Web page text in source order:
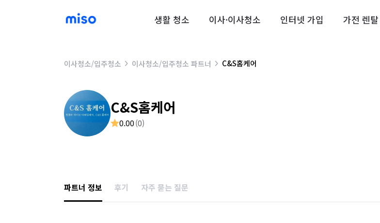
생활 청소 이사·이사청소 인터넷 가입 가전 렌탈
이사청소/입주청소 이사청소/입주청소 파트너 C&S홈케어
C&S홈케어
0.00(0)
파트너 정보 후기 자주 묻는 질문